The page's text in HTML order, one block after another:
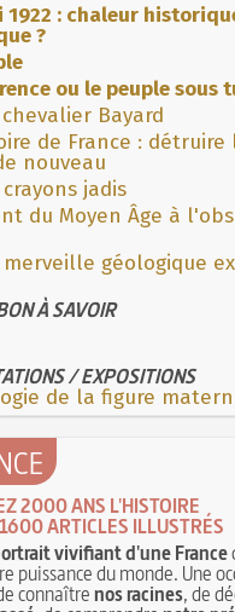
1922 : chaleur
?
ou le peuple sous
Bayard
de France : détruire
nouveau
jadis
du Moyen Âge à
merveille géologique
À SAVOIR
/ EXPOSITIONS
de la figure
2000 ANS L'HISTOIRE
ARTICLES ILLUSTRÉS
vivifiant d'une France
puissance du monde. Une
connaîtrenos racines, de